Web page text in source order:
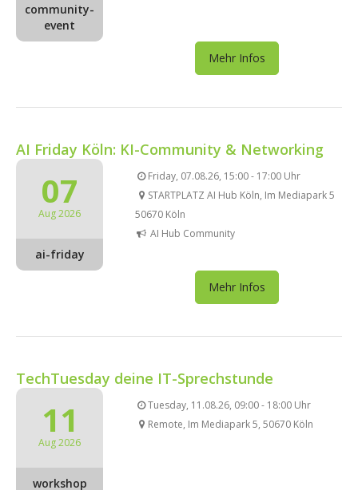
community-
event
Mehr Infos
AI Friday Köln: KI-Community & Networking
07
Aug 2026
ai-friday
Friday, 07.08.26, 15:00 - 17:00 Uhr
STARTPLATZ AI Hub Köln, Im Mediapark 5
50670 Köln
AI Hub Community
Mehr Infos
TechTuesday deine IT-Sprechstunde
11
Aug 2026
workshop
Tuesday, 11.08.26, 09:00 - 18:00 Uhr
Remote, Im Mediapark 5, 50670 Köln